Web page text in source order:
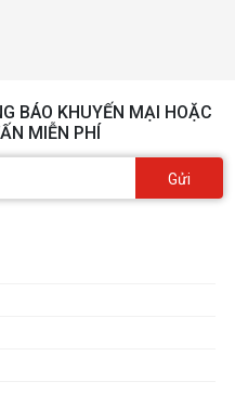
BÁO KHUYẾN MẠI HOẶC
MIỄN PHÍ
Gửi